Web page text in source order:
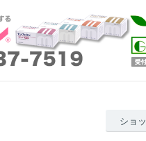
ショ